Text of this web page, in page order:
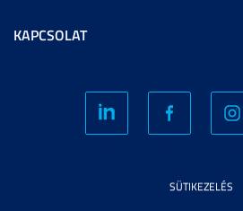
KAPCSOLAT
SÜTIKEZELÉS